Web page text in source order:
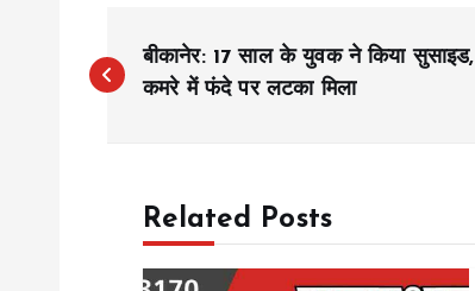
o
बीकानेर: 17 साल के युवक ने किया सुसाइड,
कमरे में फंदे पर लटका मिला
Related Posts